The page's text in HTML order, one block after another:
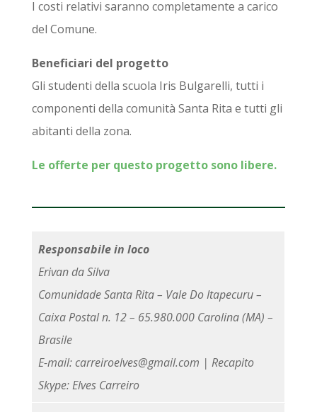
I costi relativi saranno completamente a carico
del Comune.
Beneficiari del progetto
Gli studenti della scuola Iris Bulgarelli, tutti i
componenti della comunità Santa Rita e tutti gli
abitanti della zona.
Le offerte per questo progetto sono libere.
Responsabile in loco
Erivan da Silva
Comunidade Santa Rita – Vale Do Itapecuru –
Caixa Postal n. 12 – 65.980.000 Carolina (MA) –
Brasile
E-mail: carreiroelves@gmail.com | Recapito
Skype: Elves Carreiro